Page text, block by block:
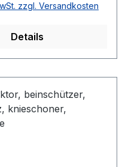
zzgl. Versandkosten
Details